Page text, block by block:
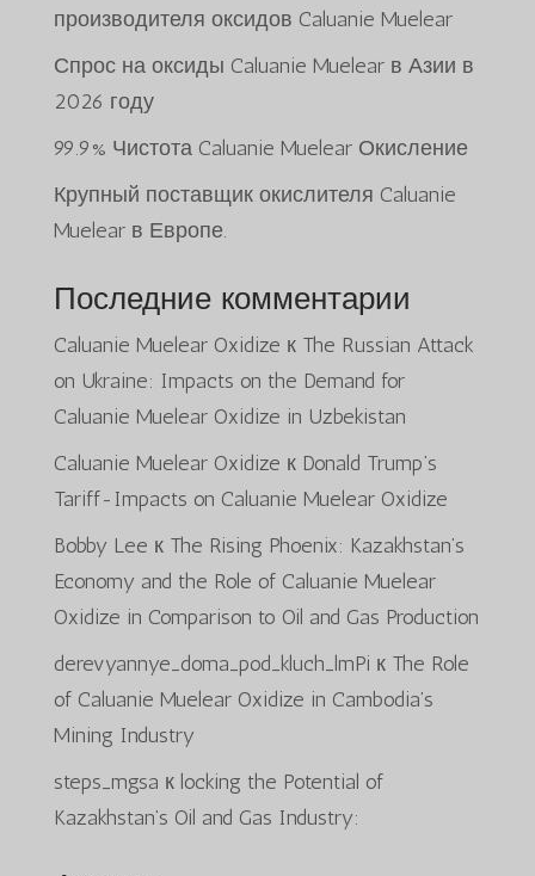
производителя оксидов Caluanie Muelear
Спрос на оксиды Caluanie Muelear в Азии в
2026 году
99.9% Чистота Caluanie Muelear Окисление
Крупный поставщик окислителя Caluanie
Muelear в Европе.
Последние комментарии
Caluanie Muelear Oxidize к The Russian Attack
on Ukraine: Impacts on the Demand for
Caluanie Muelear Oxidize in Uzbekistan
Caluanie Muelear Oxidize к Donald Trump’s
Tariff-Impacts on Caluanie Muelear Oxidize
Bobby Lee к The Rising Phoenix: Kazakhstan’s
Economy and the Role of Caluanie Muelear
Oxidize in Comparison to Oil and Gas Production
derevyannye_doma_pod_kluch_lmPi к The Role
of Caluanie Muelear Oxidize in Cambodia’s
Mining Industry
steps_mgsa к locking the Potential of
Kazakhstan’s Oil and Gas Industry: